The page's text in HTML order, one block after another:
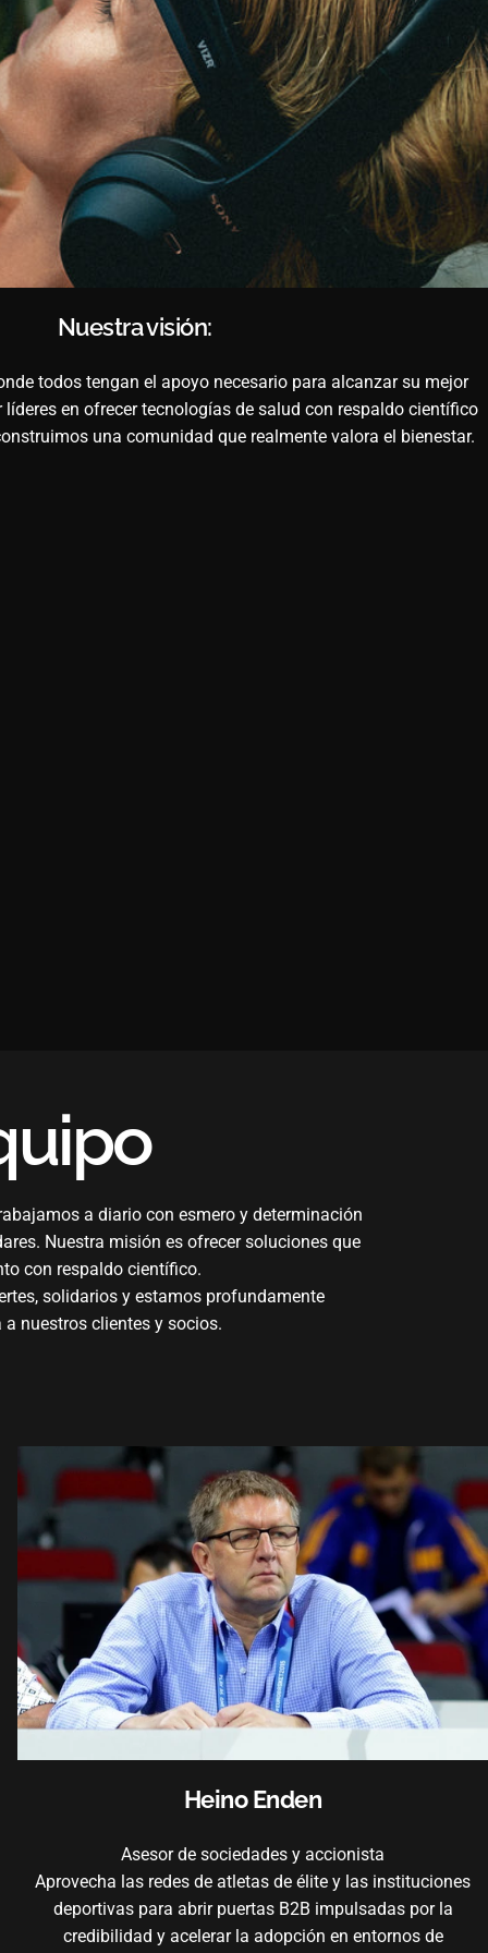
Nuestra visión:
todos tengan el apoyo necesario para alcanzar su mejor
en ofrecer tecnologías de salud con respaldo científico
una comunidad que realmente valora el bienestar.
a diario con esmero y determinación
Nuestra misión es ofrecer soluciones que
con respaldo científico.
solidarios y estamos profundamente
nuestros clientes y socios.
Heino Enden
Asesor de sociedades y accionista
Aprovecha las redes de atletas de élite y las instituciones
deportivas para abrir puertas B2B impulsadas por la
credibilidad y acelerar la adopción en entornos de